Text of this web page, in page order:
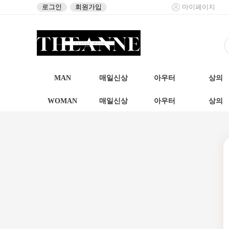
로그인 회원가입 마이페이지
MAN 매일신상 아우터 상의
WOMAN 매일신상 아우터 상의